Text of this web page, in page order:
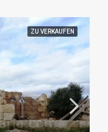
ZU VERKAUFEN